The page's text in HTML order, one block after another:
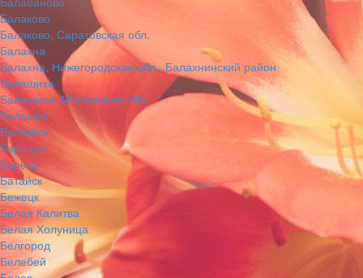
Балаково
Балаково, Саратовская обл.
Балахна
Балахна, Нижегородская обл., Балахнинский район
Балашиха
Балашиха, Московская обл.
Балашов
Балтийск
Барнаул
Барыш
Батайск
Бежецк
Белая Калитва
Белая Холуница
Белгород
Белебей